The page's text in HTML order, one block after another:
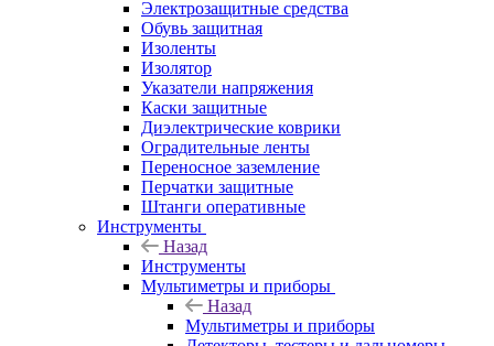
Электрозащитные средства
Обувь защитная
Изоленты
Изолятор
Указатели напряжения
Каски защитные
Диэлектрические коврики
Оградительные ленты
Переносное заземление
Перчатки защитные
Штанги оперативные
Инструменты
Назад
Инструменты
Мультиметры и приборы
Назад
Мультиметры и приборы